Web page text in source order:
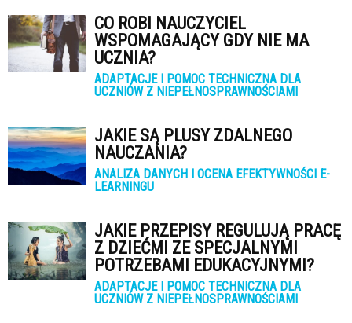
CO ROBI NAUCZYCIEL
WSPOMAGAJĄCY GDY NIE MA
UCZNIA?
ADAPTACJE I POMOC TECHNICZNA DLA
UCZNIÓW Z NIEPEŁNOSPRAWNOŚCIAMI
JAKIE SĄ PLUSY ZDALNEGO
NAUCZANIA?
ANALIZA DANYCH I OCENA EFEKTYWNOŚCI E-
LEARNINGU
JAKIE PRZEPISY REGULUJĄ PRACĘ
Z DZIEĆMI ZE SPECJALNYMI
POTRZEBAMI EDUKACYJNYMI?
ADAPTACJE I POMOC TECHNICZNA DLA
UCZNIÓW Z NIEPEŁNOSPRAWNOŚCIAMI